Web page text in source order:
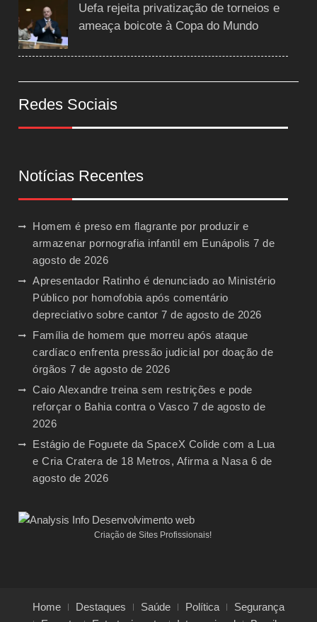
Uefa rejeita privatização de torneios e
ameaça boicote à Copa do Mundo
Redes Sociais
Notícias Recentes
Homem é preso em flagrante por produzir e
armazenar pornografia infantil em Eunápolis 7 de
agosto de 2026
Apresentador Ratinho é denunciado ao Ministério
Público por homofobia após comentário
depreciativo sobre cantor 7 de agosto de 2026
Família de homem que morreu após ataque
cardíaco enfrenta pressão judicial por doação de
órgãos 7 de agosto de 2026
Caio Alexandre treina sem restrições e pode
reforçar o Bahia contra o Vasco 7 de agosto de
2026
Estágio de Foguete da SpaceX Colide com a Lua
e Cria Cratera de 18 Metros, Afirma a Nasa 6 de
agosto de 2026
Criação de Sites Profissionais!
Home Destaques Saúde Política
Segurança